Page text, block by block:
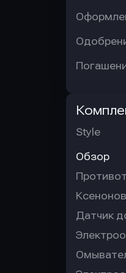
Style
Обзор
Датчик